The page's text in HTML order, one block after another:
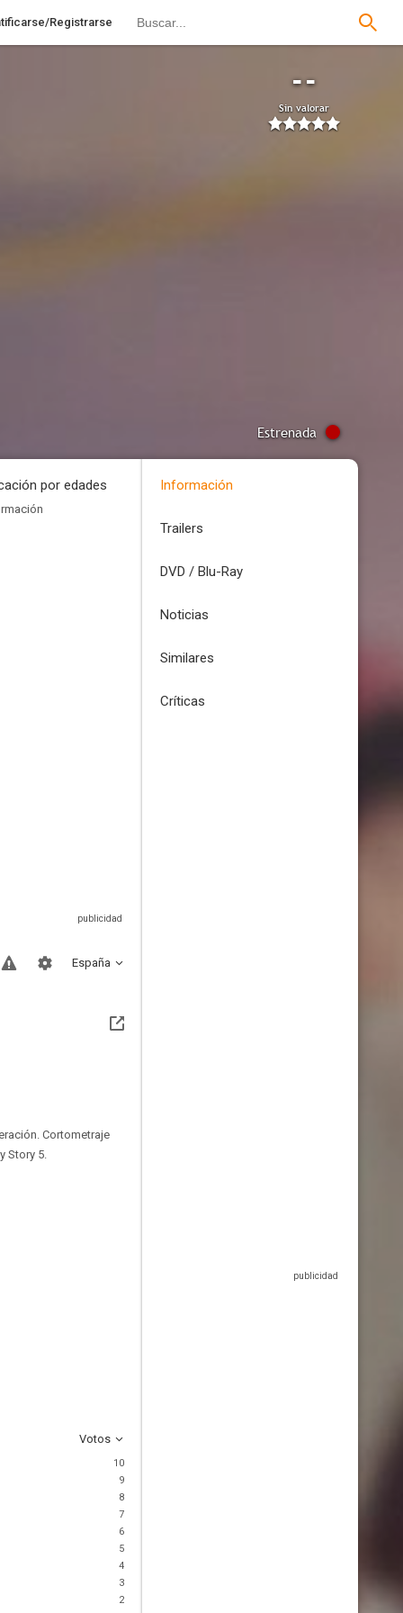
Registrarse
--
Sin valorar
Estrenada
por edades
España
Cortometraje
Story 5.
Votos
10
9
8
7
6
5
4
3
2
Información
Trailers
DVD / Blu-Ray
Noticias
Similares
Críticas